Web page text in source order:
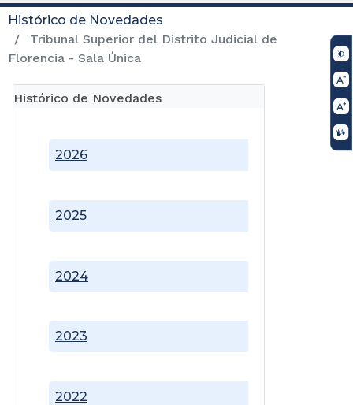
Histórico de Novedades
Tribunal Superior del Distrito Judicial de
Florencia - Sala Única
Histórico de Novedades
2022
2023
2024
2025
2026